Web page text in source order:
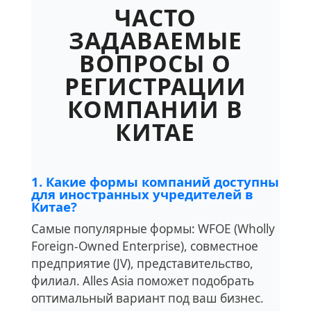
ЧАСТО
ЗАДАВАЕМЫЕ
ВОПРОСЫ О
РЕГИСТРАЦИИ
КОМПАНИИ В
КИТАЕ
1. Какие формы компаний доступны
для иностранных учредителей в
Китае?
Самые популярные формы: WFOE (Wholly
Foreign-Owned Enterprise), совместное
предприятие (JV), представительство,
филиал. Alles Asia поможет подобрать
оптимальный вариант под ваш бизнес.